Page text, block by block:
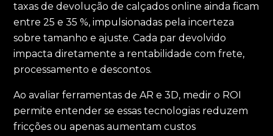
taxas de devolução de calçados online ainda ficam
entre 25 e 35 %, impulsionadas pela incerteza
sobre tamanho e ajuste. Cada par devolvido
impacta diretamente a rentabilidade com frete,
processamento e descontos.
Ao avaliar ferramentas de AR e 3D, medir o ROI
permite entender se essas tecnologias reduzem
fricções ou apenas aumentam custos